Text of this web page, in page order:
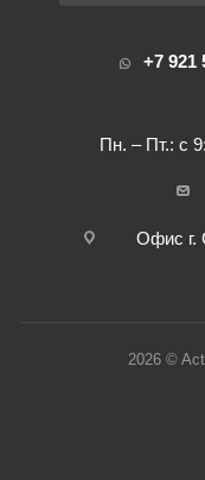
+7 921
Пн. – Пт.: с
Офис г.
2026 ©